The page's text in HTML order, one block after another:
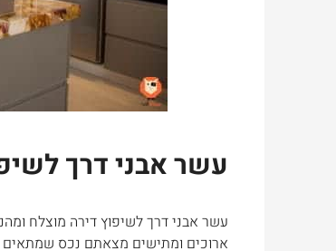
עשר אבני דרך
עשר אבני דרך לשיפוץ דירה מוצלח
ארוכים ומתישים מצאתם נכס שמתאים